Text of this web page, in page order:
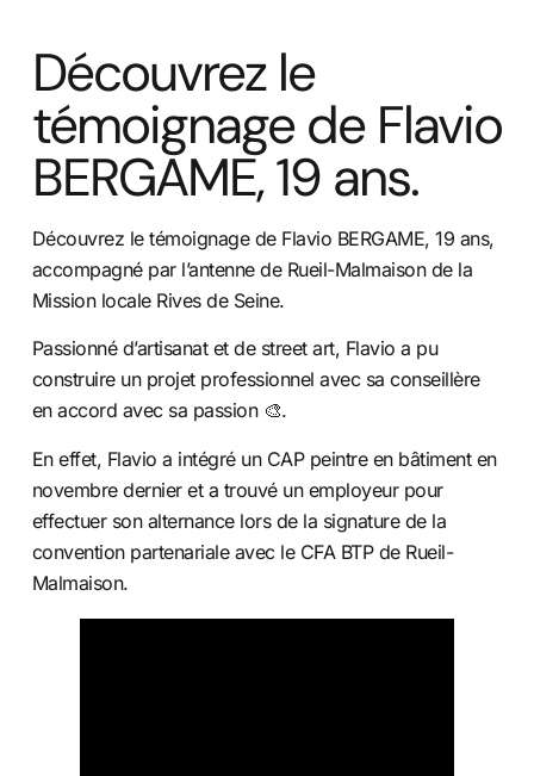
Découvrez le
témoignage de Flavio
BERGAME, 19 ans.
Découvrez le témoignage de Flavio BERGAME, 19 ans,
accompagné par l’antenne de Rueil-Malmaison de la
Mission locale Rives de Seine.
Passionné d’artisanat et de street art, Flavio a pu
construire un projet professionnel avec sa conseillère
en accord avec sa passion 🎨.
En effet, Flavio a intégré un CAP peintre en bâtiment en
novembre dernier et a trouvé un employeur pour
effectuer son alternance lors de la signature de la
convention partenariale avec le CFA BTP de Rueil-
Malmaison.